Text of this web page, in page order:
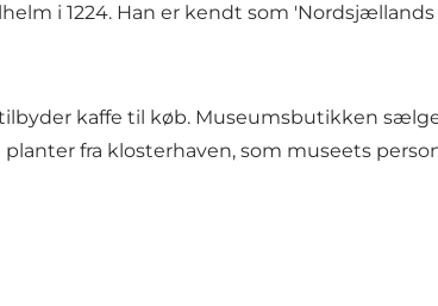
i 1224. Han er kendt som
kaffe til køb. Museumsbutikken
fra klosterhaven, som museets